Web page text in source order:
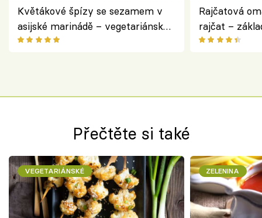
Květákové špízy se sezamem v
asijské marinádě – vegetariánská
chuťovka z grilu
Rajčatová
rajčat –
Přečtěte si také
VEGETARIÁNSKÉ ZELENINA